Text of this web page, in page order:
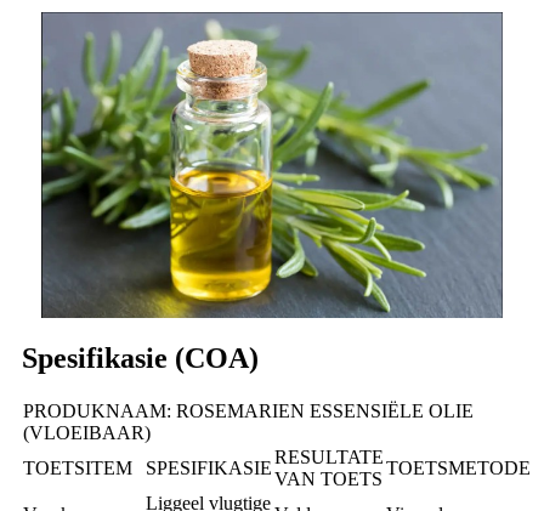
Spesifikasie (COA)
PRODUKNAAM: ROSEMARIEN ESSENSIËLE OLIE
(VLOEIBAAR)
TOETSITEM
SPESIFIKASIE
RESULTATE
VAN TOETS
TOETSMETODE
Liggeel vlugtige